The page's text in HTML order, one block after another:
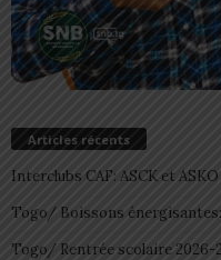
Articles récents
Interclubs CAF: ASCK et
Togo/ Boissons
Togo/ Rentrée scolaire 2026-